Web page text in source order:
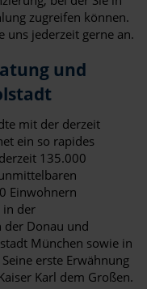
zugreifen können.
uns jederzeit gerne an.
und
mit der derzeit
ein so rapides
135.000
Einwohnern
in der
der Donau und
München sowie in
erste Erwähnung
Karl dem Großen.